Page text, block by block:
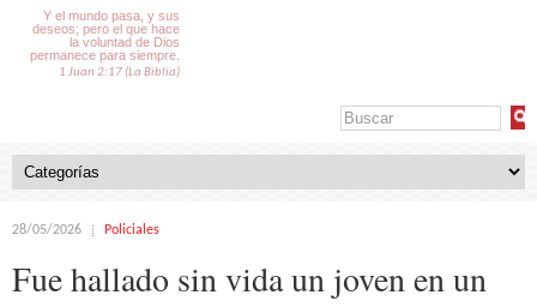
Y el mundo pasa, y sus
deseos; pero el que hace
la voluntad de Dios
permanece para siempre.
1 Juan 2:17 (La Biblia)
28/05/2026 Policiales
Fue hallado sin vida un joven en un